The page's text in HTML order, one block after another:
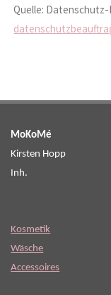
Quelle:
MoKoMé
Kirsten Hopp
Inh.
Kosmetik
Wäsche
Accessoires